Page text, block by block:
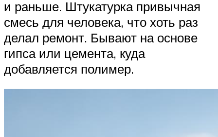
и раньше. Штукатурка привычная
смесь для человека, что хоть раз
делал ремонт. Бывают на основе
гипса или цемента, куда
добавляется полимер.